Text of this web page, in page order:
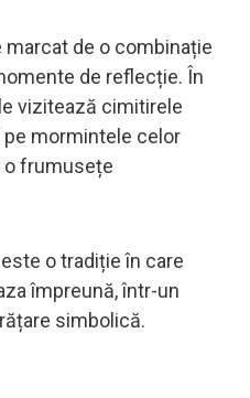
marcat de o combinație
de reflecție. În
vizitează cimitirele
pe mormintele celor
o frumusețe
o tradiție în care
împreună, într-un
simbolică.